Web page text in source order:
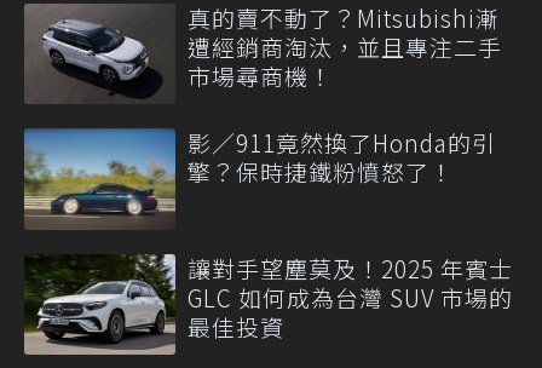
真的賣不動了？Mitsubishi漸
遭經銷商淘汰，並且專注二手
市場尋商機！
影／911竟然換了Honda的引
擎？保時捷鐵粉憤怒了！
讓對手望塵莫及！2025 年賓士
GLC 如何成為台灣 SUV 市場的
最佳投資